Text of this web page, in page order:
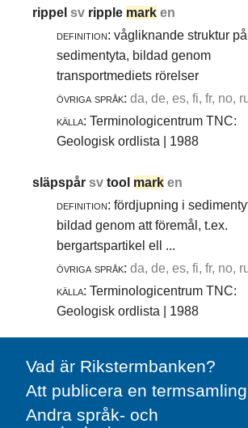
rippelsv ripple mark en
definition: vågliknande struktur på
sedimentyta, bildad genom
transportmediets rörelser
övriga språk: da, de, es, fi, fr, no,
källa: Terminologicentrum TNC:
Geologisk ordlista | 1988
släpspårsvtool mark en
definition: fördjupning i
bildad genom att föremål, t.ex.
bergartspartikel ell ...
övriga språk: da, de, es, fi, fr, no,
källa: Terminologicentrum TNC:
Geologisk ordlista | 1988
Vad är Rikstermbanken?
Att publicera en termsamling
Andra språk- och